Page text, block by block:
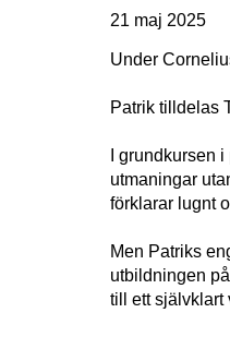
21 maj 2025
Under
Patrik tilldelas
I grundkursen
utmaningar
förklarar lugnt
Men Patriks
utbildningen
till ett självklart